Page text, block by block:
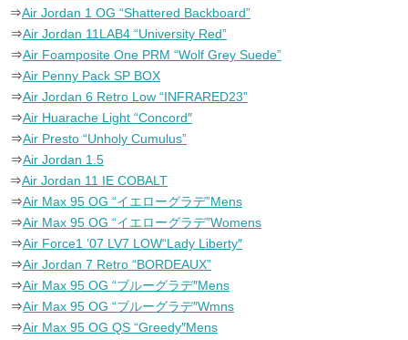
⇒Air Jordan 1 OG “Shattered Backboard”
⇒Air Jordan 11LAB4 “University Red”
⇒Air Foamposite One PRM “Wolf Grey Suede”
⇒Air Penny Pack SP BOX
⇒Air Jordan 6 Retro Low “INFRARED23”
⇒Air Huarache Light “Concord″
⇒Air Presto “Unholy Cumulus”
⇒Air Jordan 1.5
⇒Air Jordan 11 IE COBALT
⇒Air Max 95 OG “イエローグラデ”Mens
⇒Air Max 95 OG “イエローグラデ”Womens
⇒Air Force1 ’07 LV7 LOW“Lady Liberty″
⇒Air Jordan 7 Retro “BORDEAUX”
⇒Air Max 95 OG “ブルーグラデ″Mens
⇒Air Max 95 OG “ブルーグラデ″Wmns
⇒Air Max 95 OG QS “Greedy″Mens